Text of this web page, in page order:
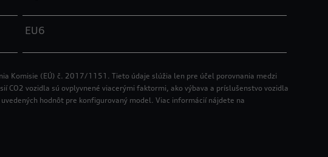
EU6
Komisie (EÚ) č. 2017/1151. Tieto údaje slúžia len pre účel porovnania medzi
vozidla sú ovplyvnené viacerými faktormi, ako výbava a príslušenstvo vozidla
hodnôt pre konfigurovaný model. Viac informácií nájdete na